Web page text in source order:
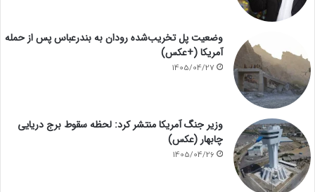
وضعیت پل تخریب‌شده رودان به بندرعباس پس از حمله
آمریکا (+عکس)
1405/04/27
وزیر جنگ آمریکا منتشر کرد: لحظه سقوط برج دریایی
چابهار (عکس)
1405/04/26